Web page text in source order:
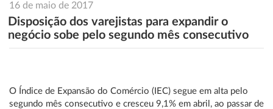
16 de maio de 2017
Disposição dos varejistas para expandir o
negócio sobe pelo segundo mês consecutivo
O Índice de Expansão do Comércio (IEC) segue em alta pelo
segundo mês consecutivo e cresceu 9,1% em abril, ao passar de